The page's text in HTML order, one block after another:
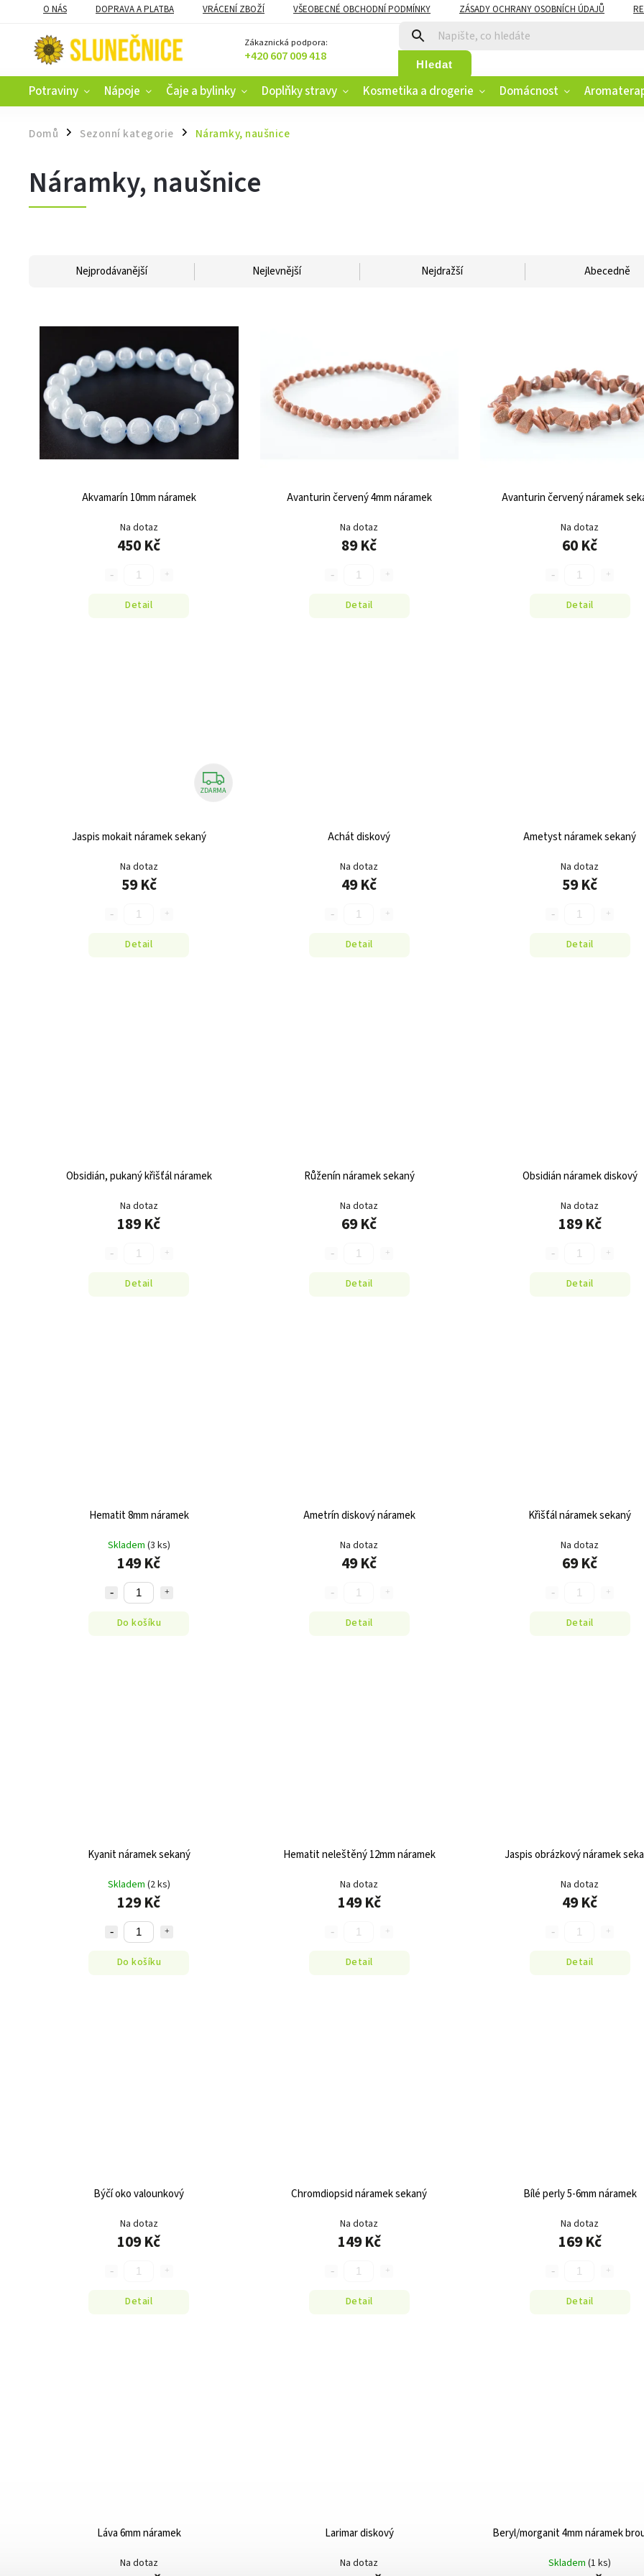
O NÁS DOPRAVA A PLATBA VRÁCENÍ ZBOŽÍ VŠEOBECNÉ OBCHODNÍ PODMÍNKY ZÁSADY OCHRANY OSOBNÍCH ÚDAJŮ
VĚRNOSTNÍ PROGRAM
Zákaznická podpora:
+420 607 009 418 Hledat
Potraviny Nápoje Čaje a bylinky Doplňky stravy Kosmetika a drogerie Domácnost
Domů / Sezonní kategorie / Náramky, naušnice
Náramky, naušnice
Nejprodávanější Nejlevnější Nejdražší Abecedně
Akvamarín 10mm náramek
Na dotaz
450 Kč
Detail
Avanturin červený 4mm náramek
Na dotaz
89 Kč
Detail
Avanturin červený náramek
Na dotaz
60 Kč
Detail
ZDARMA
Jaspis mokait náramek sekaný
Na dotaz
59 Kč
Detail
Achát diskový
Na dotaz
49 Kč
Detail
Ametyst náramek sekaný
Na dotaz
59 Kč
Detail
Obsidián, pukaný křišťál náramek
Na dotaz
189 Kč
Detail
Růženín náramek sekaný
Na dotaz
69 Kč
Detail
Obsidián náramek diskový
Na dotaz
189 Kč
Detail
Hematit 8mm náramek
Skladem (3 ks)
149 Kč
Do košíku
Ametrín diskový náramek
Na dotaz
49 Kč
Detail
Křišťál náramek sekaný
Na dotaz
69 Kč
Detail
Kyanit náramek sekaný
Skladem (2 ks)
129 Kč
Do košíku
Hematit neleštěný 12mm náramek
Na dotaz
149 Kč
Detail
Jaspis obrázkový náramek
Na dotaz
49 Kč
Detail
Býčí oko valounkový
Na dotaz
109 Kč
Detail
Chromdiopsid náramek sekaný
Na dotaz
149 Kč
Detail
Bílé perly 5-6mm náramek
Na dotaz
169 Kč
Detail
Láva 6mm náramek
Na dotaz
Larimar diskový
Na dotaz
Beryl/morganit 4mm náramek
Skladem(1 ks)